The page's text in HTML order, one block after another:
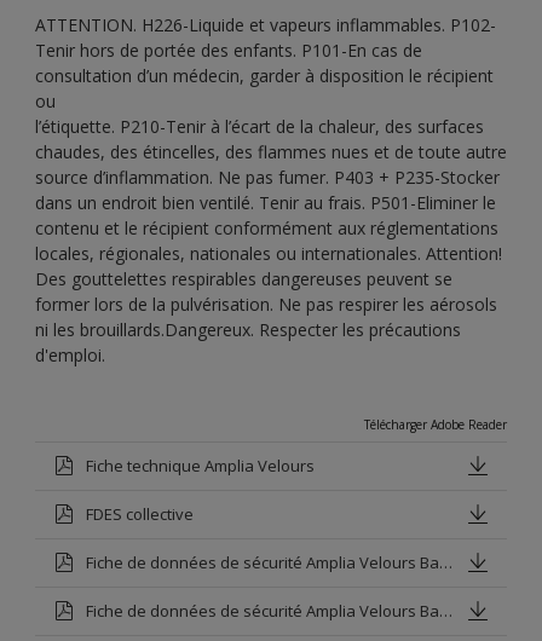
ATTENTION. H226-Liquide et vapeurs inflammables. P102-
Tenir hors de portée des enfants. P101-En cas de
consultation d’un médecin, garder à disposition le récipient
ou
l’étiquette. P210-Tenir à l’écart de la chaleur, des surfaces
chaudes, des étincelles, des flammes nues et de toute autre
source d’inflammation. Ne pas fumer. P403 + P235-Stocker
dans un endroit bien ventilé. Tenir au frais. P501-Eliminer le
contenu et le récipient conformément aux réglementations
locales, régionales, nationales ou internationales. Attention!
Des gouttelettes respirables dangereuses peuvent se
former lors de la pulvérisation. Ne pas respirer les aérosols
ni les brouillards.Dangereux. Respecter les précautions
d'emploi.
Télécharger Adobe Reader
Fiche technique Amplia Velours
FDES collective
Fiche de données de sécurité Amplia Velours Base P
Fiche de données de sécurité Amplia Velours Base V